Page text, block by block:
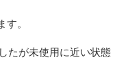
。
たが未使用に近い状態